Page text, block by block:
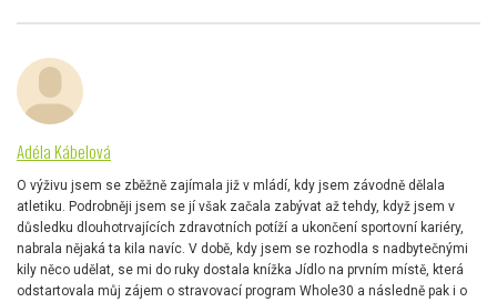
Adéla Kábelová
O výživu jsem se zběžně zajímala již v mládí, kdy jsem závodně dělala
atletiku. Podrobněji jsem se jí však začala zabývat až tehdy, když jsem v
důsledku dlouhotrvajících zdravotních potíží a ukončení sportovní kariéry,
nabrala nějaká ta kila navíc. V době, kdy jsem se rozhodla s nadbytečnými
kily něco udělat, se mi do ruky dostala knížka Jídlo na prvním místě, která
odstartovala můj zájem o stravovací program Whole30 a následně pak i o